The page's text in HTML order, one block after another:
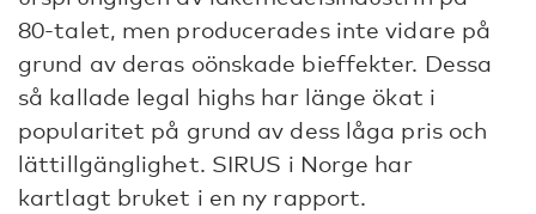
80-talet, men producerades inte vidare på
grund av deras oönskade bieffekter. Dessa
så kallade legal highs har länge ökat i
popularitet på grund av dess låga pris och
lättillgänglighet. SIRUS i Norge har
kartlagt bruket i en ny rapport.